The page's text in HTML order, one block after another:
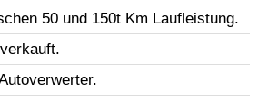
50 und 150t Km Laufleistung.